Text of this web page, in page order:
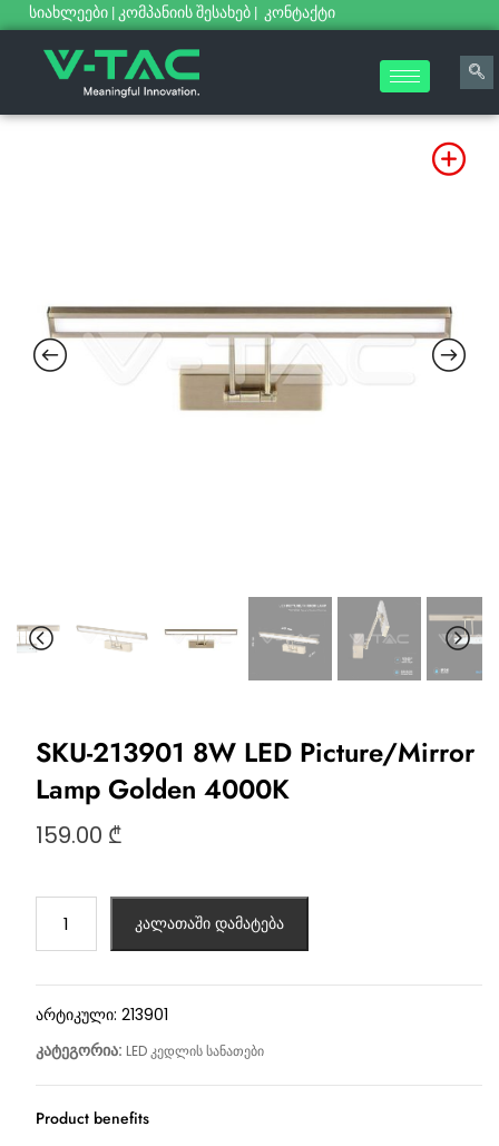
სიახლეები | კომპანიის შესახებ | კონტაქტი
SKU-213901 8W LED Picture/Mirror
Lamp Golden 4000K
159.00 ₾
კალათაში დამატება
არტიკული: 213901
კატეგორია: LED კედლის სანათები
Product benefits